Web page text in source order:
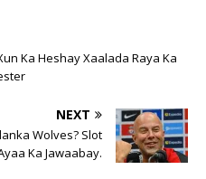
Ka Heshay Xaalada Raya Ka
NEXT
Wolves? Slot
Ka Jawaabay.